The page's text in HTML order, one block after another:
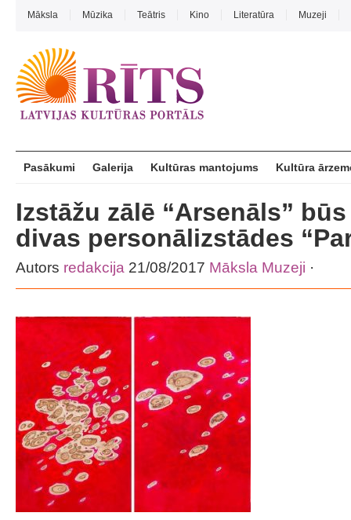
Māksla Mūzika Teātris Kino Literatūra Muzeji
Pasākumi Galerija Kultūras mantojums Kultūra
Izstāžu zālē “Arsenāls”
divas personālizstādes
Autors redakcija 21/08/2017 Māksla Muzeji ·